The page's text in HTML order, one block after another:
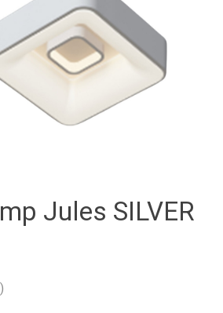
Jules SILVER
product is